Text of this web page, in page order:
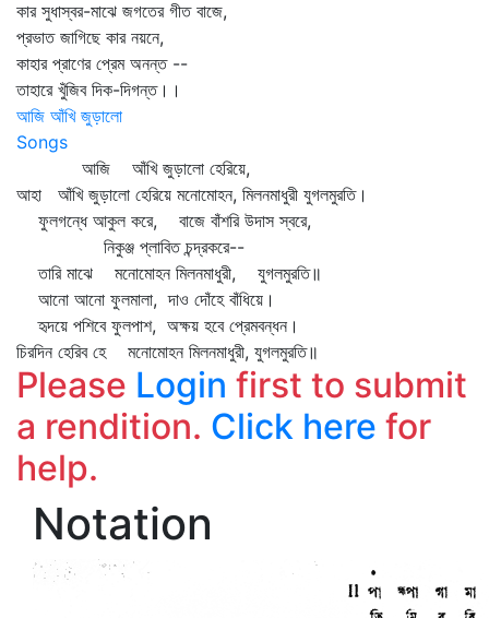
কার সুধাস্বর-মাঝে জগতের গীত বাজে,
প্রভাত জাগিছে কার নয়নে,
কাহার প্রাণের প্রেম অনন্ত --
তাহারে খুঁজিব দিক-দিগন্ত।।
আজি আঁখি জুড়ালো
Songs
আজি আঁখি জুড়ালো হেরিয়ে,
আহা আঁখি জুড়ালো হেরিয়ে মনোমোহন, মিলনমাধুরী যুগলমুরতি।
ফুলগন্ধে আকুল করে, বাজে বাঁশরি উদাস স্বরে,
নিকুঞ্জ প্লাবিত চন্দ্রকরে--
তারি মাঝে মনোমোহন মিলনমাধুরী, যুগলমুরতি॥
আনো আনো ফুলমালা, দাও দোঁহে বাঁধিয়ে।
হৃদয়ে পশিবে ফুলপাশ, অক্ষয় হবে প্রেমবন্ধন।
চিরদিন হেরিব হে মনোমোহন মিলনমাধুরী, যুগলমুরতি॥
Please Login first to submit
a rendition. Click here for
help.
Notation